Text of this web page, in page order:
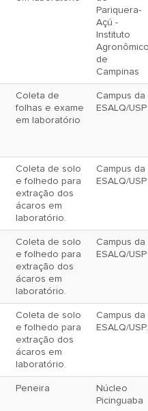
Pariquera-
Açú -
Instituto
de
Campinas
Coleta de
folhas e exame
em laboratório
Campus da
ESALQ/USP
Coleta de solo
e folhedo para
extração dos
ácaros em
laboratório.
Campus da
ESALQ/USP
Coleta de solo
e folhedo para
extração dos
ácaros em
laboratório.
Campus da
ESALQ/USP
Coleta de solo
e folhedo para
extração dos
ácaros em
laboratório.
Campus da
ESALQ/USP.
Peneira
Núcleo
Picinguaba